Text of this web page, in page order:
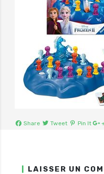
Share Tweet Pin It
LAISSER UN